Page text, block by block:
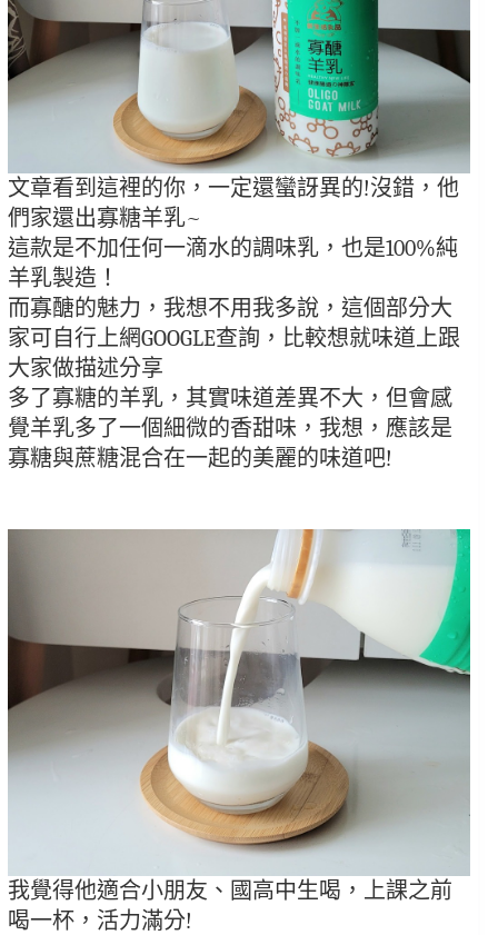
文章看到這裡的你，一定還蠻訝異的!沒錯，他
們家還出寡糖羊乳~
這款是不加任何一滴水的調味乳，也是100%純
羊乳製造！
而寡醣的魅力，我想不用我多說，這個部分大
家可自行上網GOOGLE查詢，比較想就味道上跟
大家做描述分享
多了寡糖的羊乳，其實味道差異不大，但會感
覺羊乳多了一個細微的香甜味，我想，應該是
寡糖與蔗糖混合在一起的美麗的味道吧!
我覺得他適合小朋友、國高中生喝，上課之前
喝一杯，活力滿分!